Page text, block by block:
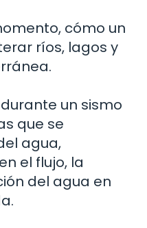
cómo un
ríos, lagos y
un sismo
que se
agua,
el flujo, la
del agua en